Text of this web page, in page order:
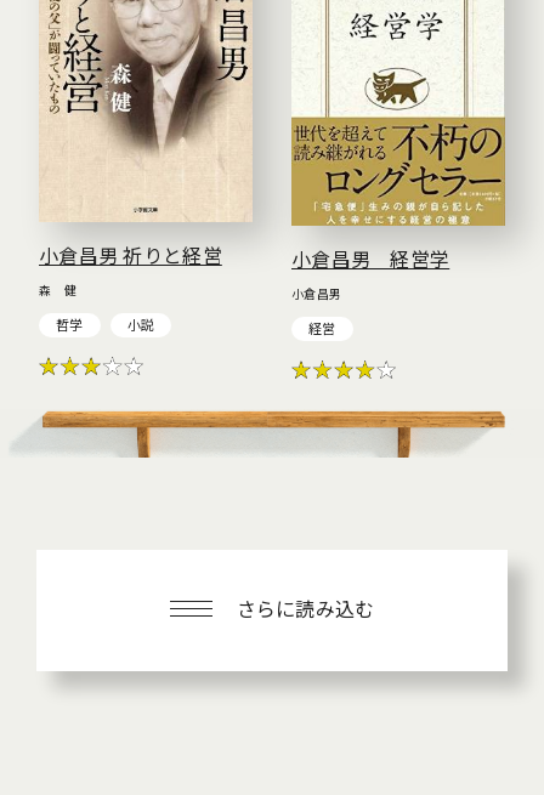
小倉昌男 祈りと経営
森 健
哲学 小説
小倉昌男 経営学
小倉昌男
経営
さらに読み込む